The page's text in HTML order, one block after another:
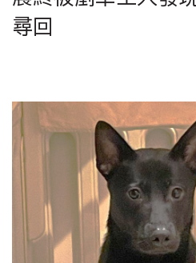
尋回